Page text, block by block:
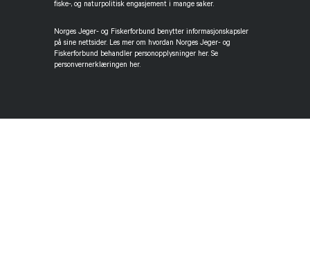
fiske-, og naturpolitisk engasjement i mange saker.
Norges Jeger- og Fiskerforbund benytter informasjonskapsler
på sine nettsider. Les mer om hvordan Norges Jeger- og
Fiskerforbund behandler personopplysninger her. Se
personvernerklæringen her.